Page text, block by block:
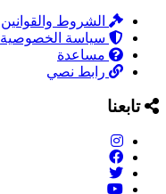
الشروط والقوانين
سياسة الخصوصية
مساعدة
رابط نصي
تابعنا